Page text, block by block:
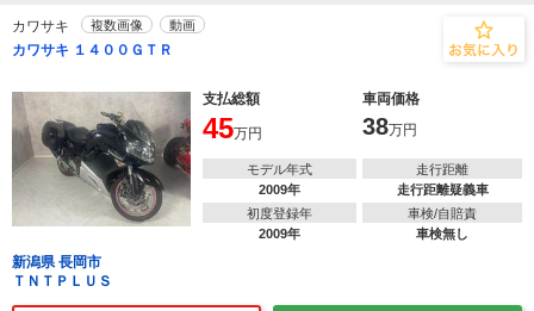
カワサキ 複数画像 動画
カワサキ １４００ＧＴＲ
支払総額 車両価格
45万円 38万円
モデル年式
2009年
走行距離
走行距離疑義車
初度登録年
2009年
車検/自賠責
車検無し
新潟県 長岡市
ＴＮＴＰＬＵＳ